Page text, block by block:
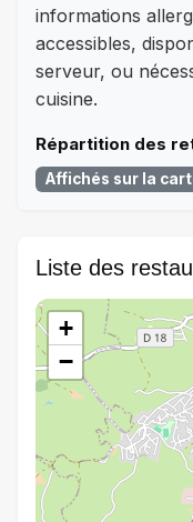
informations
accessibles,
serveur, ou
cuisine.
Répartition des
Affichés sur la
Liste des
+
−